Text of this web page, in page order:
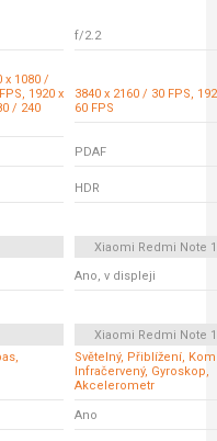
f/2.2
x 1080 /
1920 x
/ 240
3840 x 2160 / 30 FPS,
60 FPS
PDAF
HDR
Xiaomi Redmi Note
Ano, v displeji
Xiaomi Redmi Note
Světelný, Přiblížení,
Infračervený, Gyroskop,
Akcelerometr
Ano